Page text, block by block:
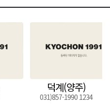
덕계(양주)
031)857-1990 1234